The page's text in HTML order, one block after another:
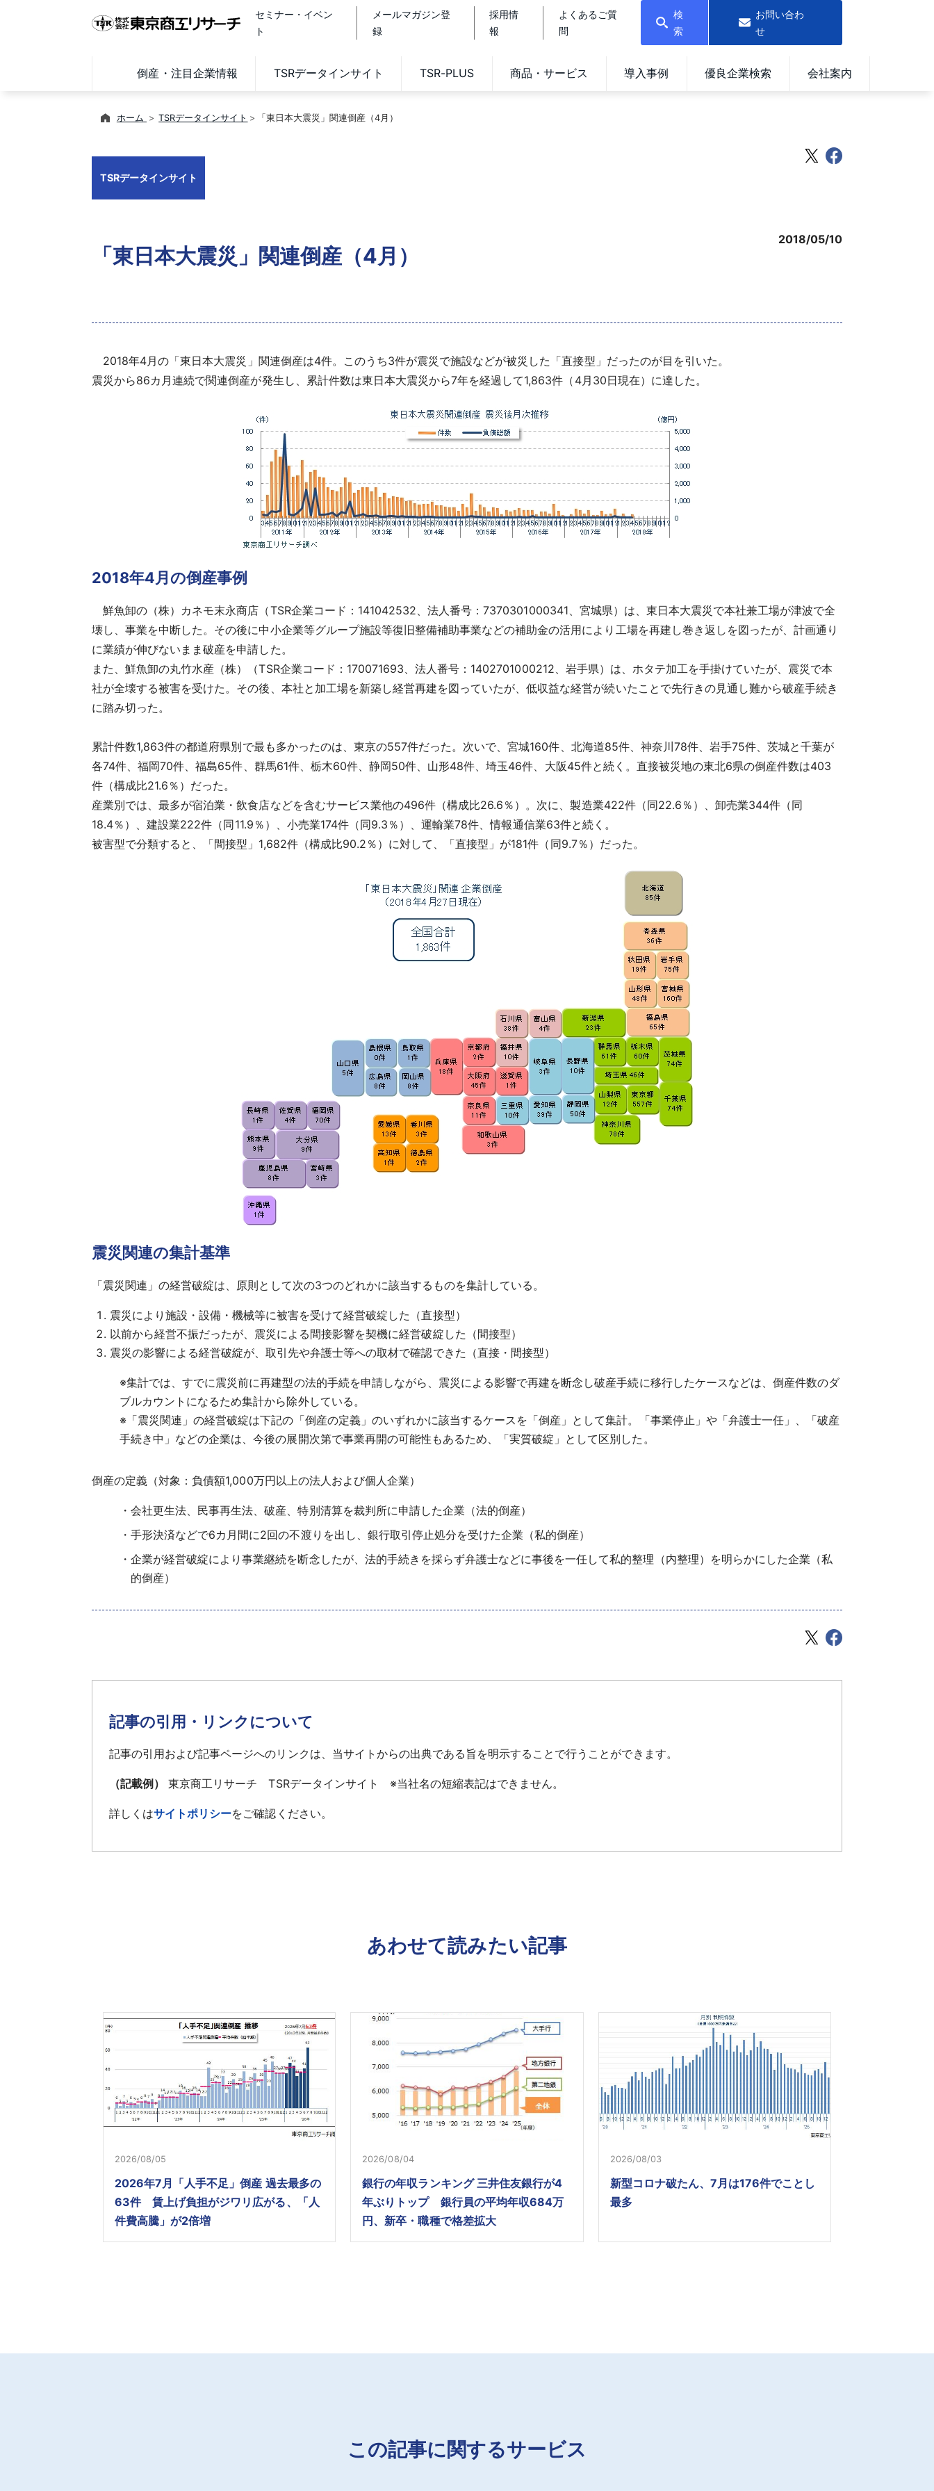
セミナー・イベン
ト
メールマガジン登
録
採用情
報
よくあるご質
問
検
索
お問い合わ
せ
倒産・注目企業情報 TSRデータインサイト TSR-PLUS 商品・サービス 導入事例 優良企業検索 会社案内
ホーム TSRデータインサイト 「東日本大震災」関連倒産（4月）
TSRデータインサイト
「東日本大震災」関連倒産（4月）
2018/05/10
2018年4月の「東日本大震災」関連倒産は4件。このうち3件が震災で施設などが被災した「直接型」だったのが目を引いた。
震災から86カ月連続で関連倒産が発生し、累計件数は東日本大震災から7年を経過して1,863件（4月30日現在）に達した。
2018年4月の倒産事例
鮮魚卸の（株）カネモ末永商店（TSR企業コード：141042532、法人番号：7370301000341、宮城県）は、東日本大震災で本社兼工場が津波で全
壊し、事業を中断した。その後に中小企業等グループ施設等復旧整備補助事業などの補助金の活用により工場を再建し巻き返しを図ったが、計画通り
に業績が伸びないまま破産を申請した。
また、鮮魚卸の丸竹水産（株）（TSR企業コード：170071693、法人番号：1402701000212、岩手県）は、ホタテ加工を手掛けていたが、震災で本
社が全壊する被害を受けた。その後、本社と加工場を新築し経営再建を図っていたが、低収益な経営が続いたことで先行きの見通し難から破産手続き
に踏み切った。
累計件数1,863件の都道府県別で最も多かったのは、東京の557件だった。次いで、宮城160件、北海道85件、神奈川78件、岩手75件、茨城と千葉が
各74件、福岡70件、福島65件、群馬61件、栃木60件、静岡50件、山形48件、埼玉46件、大阪45件と続く。直接被災地の東北6県の倒産件数は403
件（構成比21.6％）だった。
産業別では、最多が宿泊業・飲食店などを含むサービス業他の496件（構成比26.6％）。次に、製造業422件（同22.6％）、卸売業344件（同
18.4％）、建設業222件（同11.9％）、小売業174件（同9.3％）、運輸業78件、情報通信業63件と続く。
被害型で分類すると、「間接型」1,682件（構成比90.2％）に対して、「直接型」が181件（同9.7％）だった。
震災関連の集計基準
「震災関連」の経営破綻は、原則として次の3つのどれかに該当するものを集計している。
震災により施設・設備・機械等に被害を受けて経営破綻した（直接型）
以前から経営不振だったが、震災による間接影響を契機に経営破綻した（間接型）
震災の影響による経営破綻が、取引先や弁護士等への取材で確認できた（直接・間接型）
※集計では、すでに震災前に再建型の法的手続を申請しながら、震災による影響で再建を断念し破産手続に移行したケースなどは、倒産件数のダ
ブルカウントになるため集計から除外している。
※ 「震災関連」の経営破綻は下記の「倒産の定義」のいずれかに該当するケースを「倒産」として集計。「事業停止」や「弁護士一任」、「破産
手続き中」などの企業は、今後の展開次第で事業再開の可能性もあるため、「実質破綻」として区別した。
倒産の定義（対象：負債額1,000万円以上の法人および個人企業）
会社更生法、民事再生法、破産、特別清算を裁判所に申請した企業（法的倒産）
手形決済などで6カ月間に2回の不渡りを出し、銀行取引停止処分を受けた企業（私的倒産）
企業が経営破綻により事業継続を断念したが、法的手続きを採らず弁護士などに事後を一任して私的整理（内整理）を明らかにした企業（私
的倒産）
記事の引用・リンクについて
記事の引用および記事ページへのリンクは、当サイトからの出典である旨を明示することで行うことができます。
（記載例） 東京商工リサーチ TSRデータインサイト ※当社名の短縮表記はできません。
詳しくはサイトポリシーをご確認ください。
あわせて読みたい記事
2026/08/05
2026年7月「人手不足」倒産 過去最多の
63件 賃上げ負担がジワリ広がる、「人
件費高騰」が2倍増
2026/08/04
銀行の年収ランキング 三井住友銀行が4
年ぶりトップ 銀行員の平均年収684万
円、新卒・職種で格差拡大
2026/08/03
新型コロナ破たん、7月は176件でことし
最多
この記事に関するサービス